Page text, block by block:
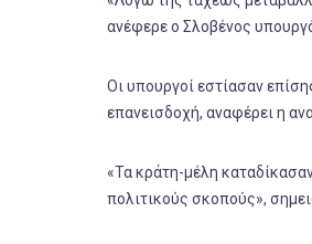
ανέφερε ο Σλοβένος
Οι υπουργοί εστίασαν
επανεισδοχή, αναφέρει η
«Τα κράτη-μέλη
πολιτικούς σκοπούς»,